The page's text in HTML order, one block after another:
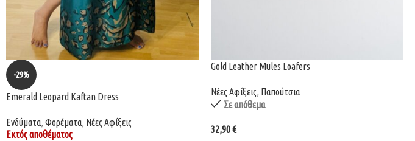
-29%
Emerald Leopard Kaftan Dress
Ενδύματα, Φορέματα, Νέες Αφίξεις
Εκτός αποθέματος
Gold Leather Mules Loafers
Νέες Αφίξεις, Παπούτσια
Σε απόθεμα
32,90€